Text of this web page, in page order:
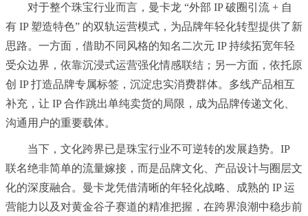
对于整个珠宝行业而言，曼卡龙 “外部 IP 破圈引流 + 自
有 IP 塑造特色” 的双轨运营模式，为品牌年轻化转型提供了新
思路。一方面，借助不同风格的知名二次元 IP 持续拓宽年轻
受众边界，依靠沉浸式运营强化情感联结；另一方面，依托原
创 IP 打造品牌专属标签，沉淀忠实消费群体。多线产品相互
补充，让 IP 合作跳出单纯卖货的局限，成为品牌传递文化、
沟通用户的重要载体。
当下，文化跨界已是珠宝行业不可逆转的发展趋势。IP
联名绝非简单的流量嫁接，而是品牌文化、产品设计与圈层文
化的深度融合。曼卡龙凭借清晰的年轻化战略、成熟的 IP 运
营能力以及对黄金谷子赛道的精准把握，在跨界浪潮中稳步前